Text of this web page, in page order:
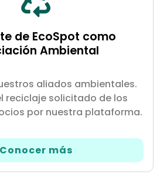
de EcoSpot como
Ambiental
aliados ambientales.
reciclaje solicitado de los
por nuestra plataforma.
Conocer más